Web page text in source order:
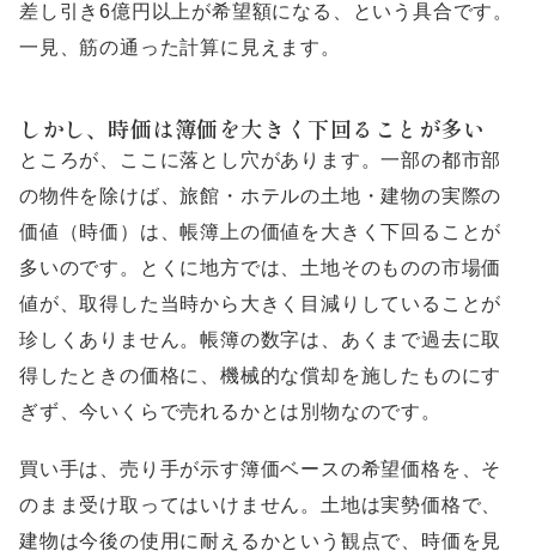
差し引き6億円以上が希望額になる、という具合です。
一見、筋の通った計算に見えます。
しかし、時価は簿価を大きく下回ることが多い
ところが、ここに落とし穴があります。一部の都市部
の物件を除けば、旅館・ホテルの土地・建物の実際の
価値（時価）は、帳簿上の価値を大きく下回ることが
多いのです。とくに地方では、土地そのものの市場価
値が、取得した当時から大きく目減りしていることが
珍しくありません。帳簿の数字は、あくまで過去に取
得したときの価格に、機械的な償却を施したものにす
ぎず、今いくらで売れるかとは別物なのです。
買い手は、売り手が示す簿価ベースの希望価格を、そ
のまま受け取ってはいけません。土地は実勢価格で、
建物は今後の使用に耐えるかという観点で、時価を見